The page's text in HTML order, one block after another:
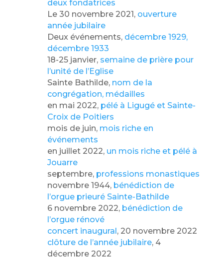
deux fondatrices
Le 30 novembre 2021, ouverture
année jubilaire
Deux événements, décembre 1929,
décembre 1933
18-25 janvier, semaine de prière pour
l’unité de l’Eglise
Sainte Bathilde, nom de la
congrégation, médailles
en mai 2022, pélé à Ligugé et Sainte-
Croix de Poitiers
mois de juin, mois riche en
événements
en juillet 2022, un mois riche et pélé à
Jouarre
septembre, professions monastiques
novembre 1944, bénédiction de
l’orgue prieuré Sainte-Bathilde
6 novembre 2022, bénédiction de
l’orgue rénové
concert inaugural, 20 novembre 2022
clôture de l’année jubilaire, 4
décembre 2022